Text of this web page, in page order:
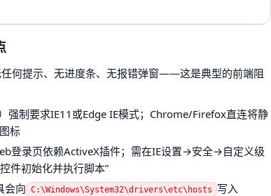
任何提示、无进度条、无报错弹窗——这是典型的前端阻
强制要求IE11或Edge IE模式；Chrome/Firefox直连将静
标
登录页依赖ActiveX插件；需在IE设置→安全→自定义级
件初始化并执行脚本”
会向 C:\Windows\System32\drivers\etc\hosts
写入